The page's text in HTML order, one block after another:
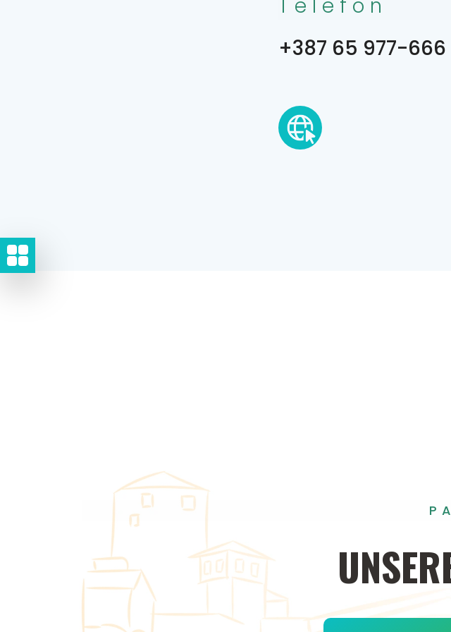
Telefon
+387 65 977-666